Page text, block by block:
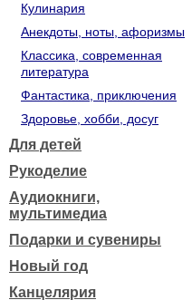
Кулинария
Анекдоты, ноты, афоризмы
Классика, современная
литература
Фантастика, приключения
Здоровье, хобби, досуг
Для детей
Рукоделие
Аудиокниги,
мультимедиа
Подарки и сувениры
Новый год
Канцелярия